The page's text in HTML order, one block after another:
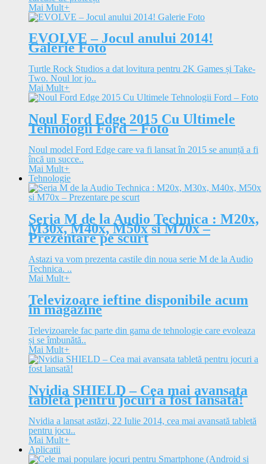
Mai Mult+
EVOLVE – Jocul anului 2014!
Galerie Foto
Turtle Rock Studios a dat lovitura pentru 2K Games și Take-
Two. Noul lor jo..
Mai Mult+
Noul Ford Edge 2015 Cu Ultimele
Tehnologii Ford – Foto
Noul model Ford Edge care va fi lansat în 2015 se anunță a fi
încă un succe..
Mai Mult+
Tehnologie
Seria M de la Audio Technica : M20x,
M30x, M40x, M50x si M70x –
Prezentare pe scurt
Astazi va vom prezenta castile din noua serie M de la Audio
Technica. ..
Mai Mult+
Televizoare ieftine disponibile acum
in magazine
Televizoarele fac parte din gama de tehnologie care evoleaza
și se îmbunătă..
Mai Mult+
Nvidia SHIELD – Cea mai avansata
tabletă pentru jocuri a fost lansată!
Nvidia a lansat astăzi, 22 Iulie 2014, cea mai avansată tabletă
pentru jocu..
Mai Mult+
Aplicatii